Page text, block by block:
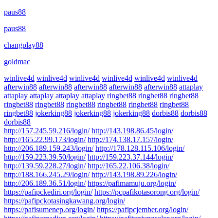
paus88
paus88
changplay88
goldmac
winlive4d winlive4d winlive4d winlive4d winlive4d winlive4d
afterwin88 afterwin88 afterwin88 afterwin88 afterwin88 attaplay
attaplay attaplay attaplay attaplay ringbet88 ringbet88 ringbet88
ringbet88 ringbet88 ringbet88 ringbet88 ringbet88 ringbet88
ringbet88 jokerking88 jokerking88 jokerking88 dorbis88 dorbis88
dorbis88
http://157.245.59.216/login/ http://143.198.86.45/login/
http://165.22.99.173/login/ http://174.138.17.157/login/
http://206.189.159.243/login/ http://178.128.115.106/login/
http://159.223.39.50/login/ http://159.223.37.144/login/
http://139.59.228.27/login/ http://165.22.106.38/login/
http://188.166.245.29/login/ http://143.198.89.226/login/
http://206.189.36.51/login/ https://pafimamuju.org/login/
https://pafipckediri.org/login/ https://pcpafikotasorong.org/login/
https://pafipckotasingkawang.org/login/
https://pafisumenep.org/login/ https://pafipcjember.org/login/